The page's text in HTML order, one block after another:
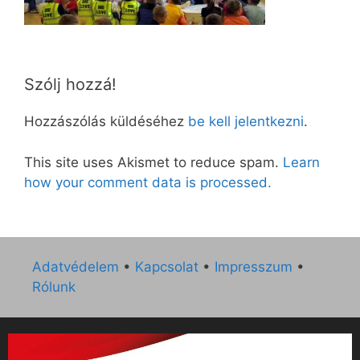
Szólj hozzá!
Hozzászólás küldéséhez be kell jelentkezni.
This site uses Akismet to reduce spam. Learn
how your comment data is processed.
Adatvédelem • Kapcsolat • Impresszum •
Rólunk